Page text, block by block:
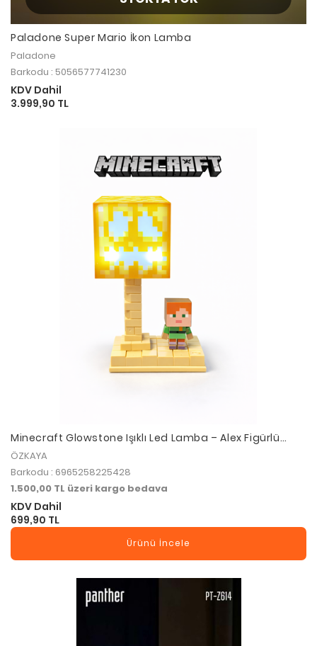
Paladone Super Mario İkon Lamba
Paladone
Barkodu : 5056577741230
KDV Dahil
3.999,90 TL
Minecraft Glowstone Işıklı Led Lamba – Alex Figürlü
Masa Dekoru | Bent-216
ÖZKAYA
Barkodu : 6965258225428
1.500,00 TL üzeri kargo bedava
KDV Dahil
699,90 TL
Ürünü İncele